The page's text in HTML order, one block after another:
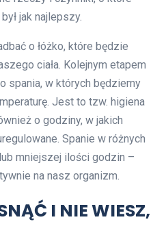
był jak najlepszy.
o łóżko, które będzie
ciała. Kolejnym etapem
spania, w których będziemy
Jest to tzw. higiena
o godziny, w jakich
Spanie w różnych
mniejszej ilości godzin –
na nasz organizm.
I NIE WIESZ,